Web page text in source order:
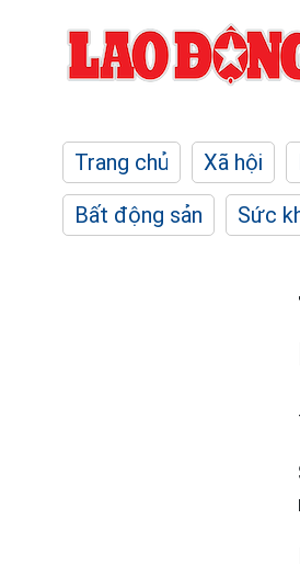
Trang chủ Xã hội
Bất động sản
Sức